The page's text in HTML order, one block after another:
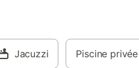
Jacuzzi Piscine privée